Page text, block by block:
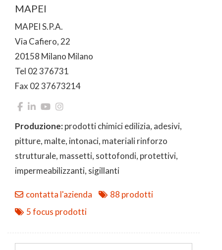
MAPEI
MAPEI S.P.A.
Via Cafiero, 22
20158 Milano Milano
Tel 02 376731
Fax 02 37673214
Produzione:prodotti chimici edilizia, adesivi,
pitture, malte, intonaci, materiali rinforzo
strutturale, massetti, sottofondi, protettivi,
impermeabilizzanti, sigillanti
contatta l'azienda
88 prodotti
5 focus prodotti